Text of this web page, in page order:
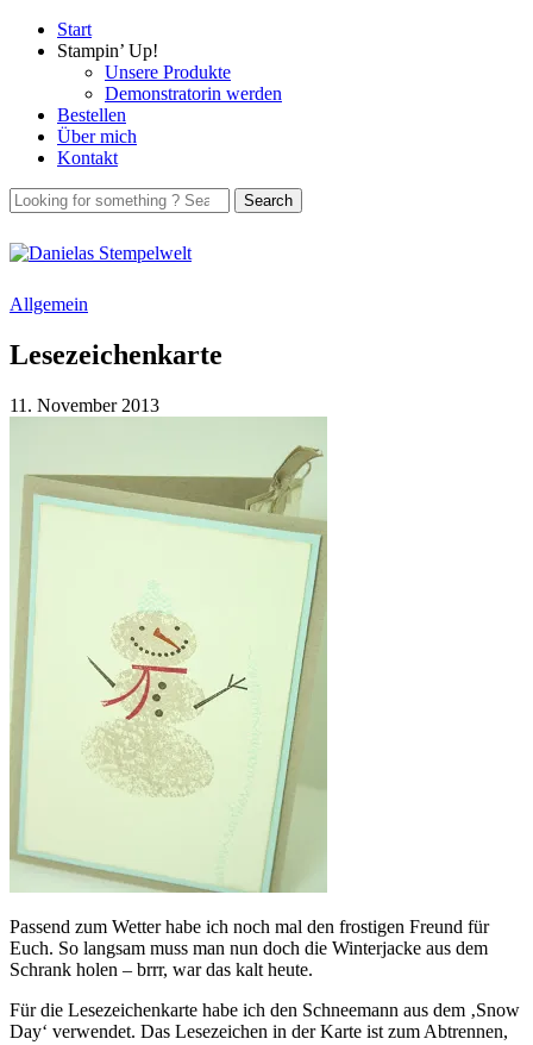
Start
Stampin’ Up!
Unsere Produkte
Demonstratorin werden
Bestellen
Über mich
Kontakt
Allgemein
Lesezeichenkarte
11. November 2013
Passend zum Wetter habe ich noch mal den frostigen Freund für
Euch. So langsam muss man nun doch die Winterjacke aus dem
Schrank holen – brrr, war das kalt heute.
Für die Lesezeichenkarte habe ich den Schneemann aus dem ‚Snow
Day‘ verwendet. Das Lesezeichen in der Karte ist zum Abtrennen,